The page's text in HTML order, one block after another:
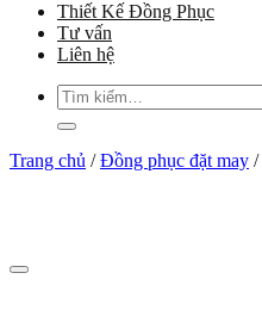
Thiết Kế Đồng Phục
Tư vấn
Liên hệ
Tìm
kiếm:
Trang chủ / Đồng phục đặt may /